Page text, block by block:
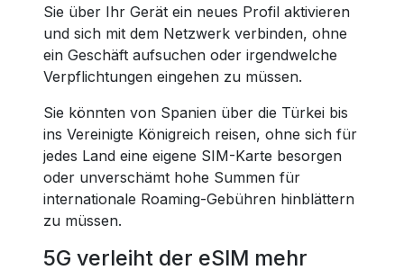
Sie über Ihr Gerät ein neues Profil aktivieren
und sich mit dem Netzwerk verbinden, ohne
ein Geschäft aufsuchen oder irgendwelche
Verpflichtungen eingehen zu müssen.
Sie könnten von Spanien über die Türkei bis
ins Vereinigte Königreich reisen, ohne sich für
jedes Land eine eigene SIM-Karte besorgen
oder unverschämt hohe Summen für
internationale Roaming-Gebühren hinblättern
zu müssen.
5G verleiht der eSIM mehr